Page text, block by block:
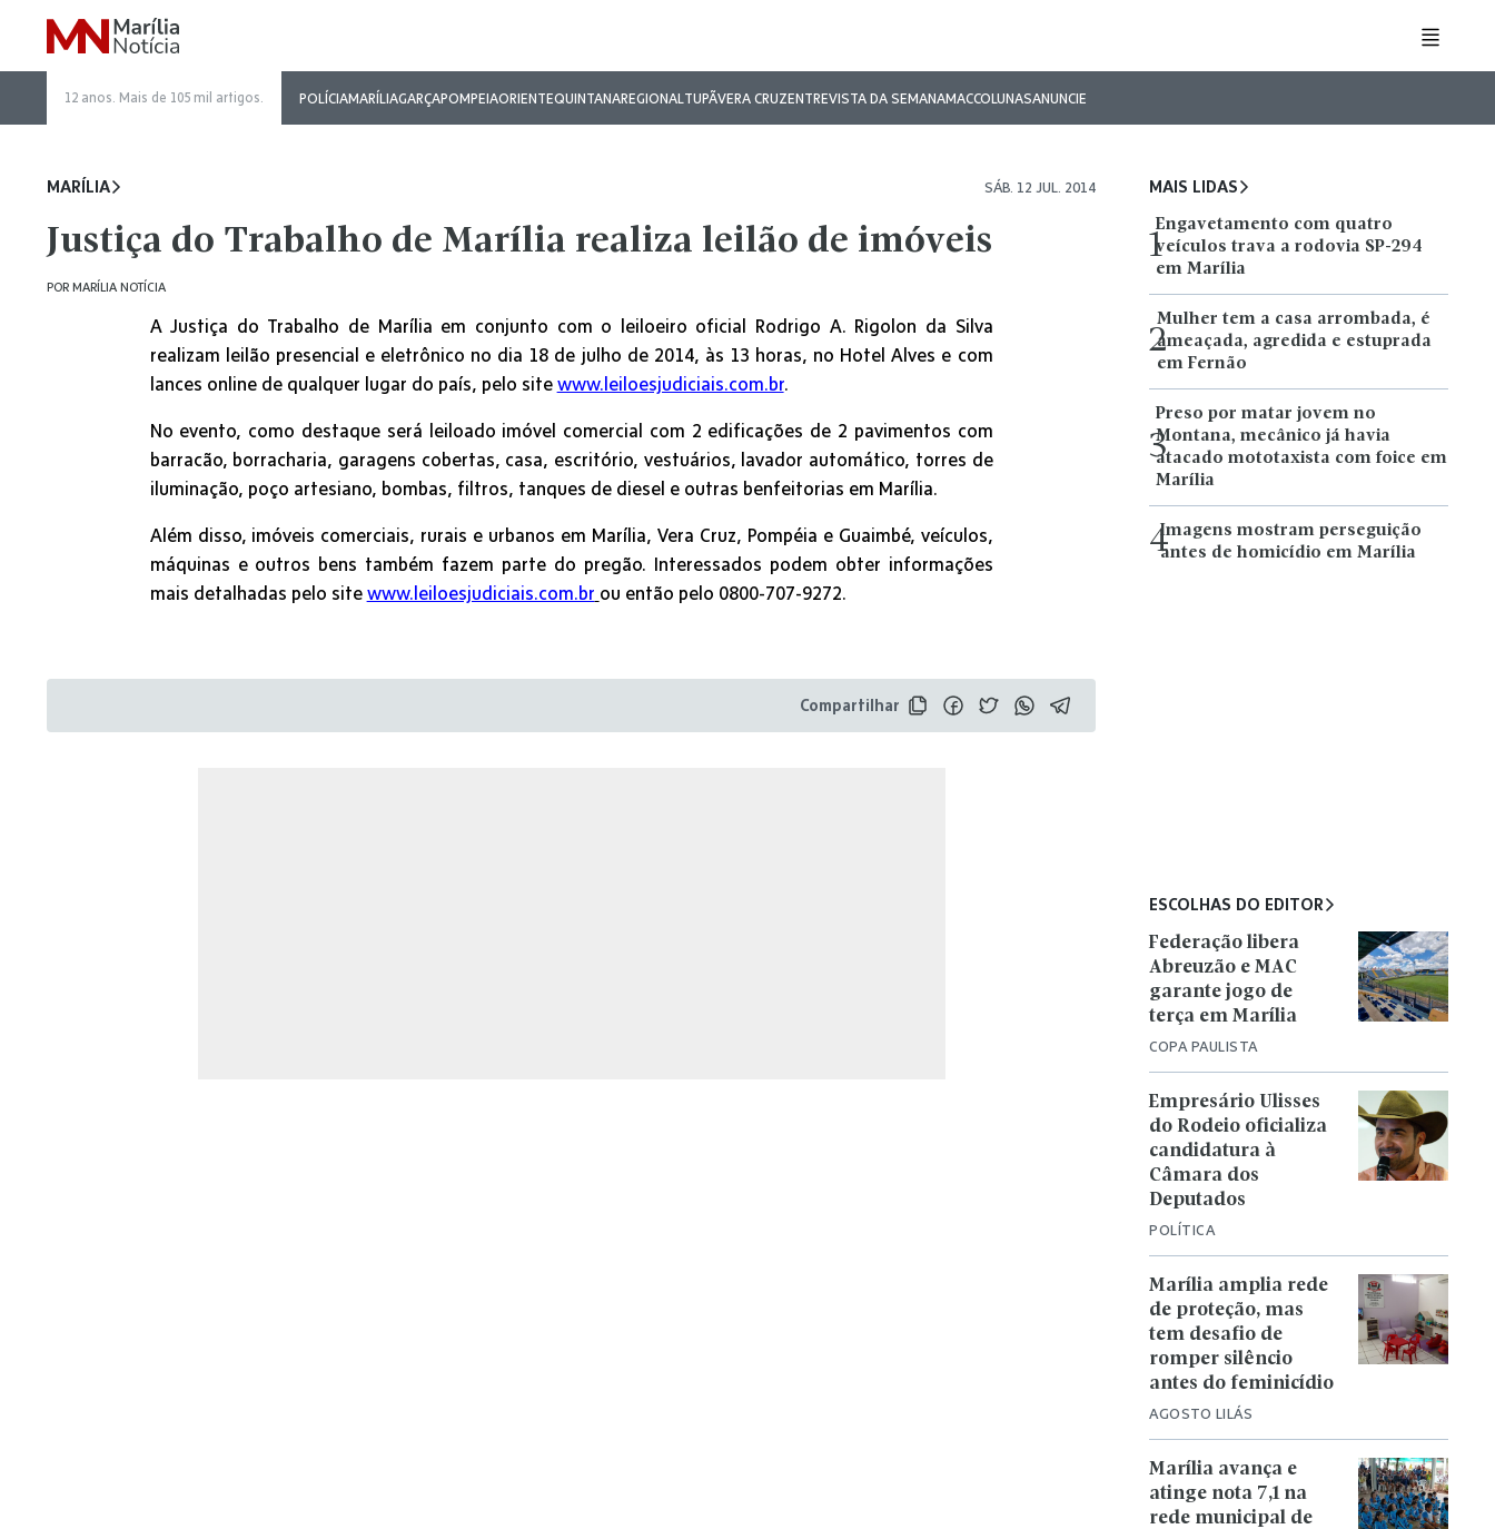
12 anos. Mais de 105 mil artigos. POLÍCIAMARÍLIAGARÇAPOMPEIAORIENTEQUINTANAREGIONALTUPÃVERA CRUZENTREVISTA DA SEMANAMACCOLUNASANUNCIE
MARÍLIA SÁB. 12 JUL. 2014
Justiça do Trabalho de Marília realiza leilão de imóveis
POR MARÍLIA NOTÍCIA
A Justiça do Trabalho de Marília em conjunto com o leiloeiro oficial Rodrigo A. Rigolon da Silva
realizam leilão presencial e eletrônico no dia 18 de julho de 2014, às 13 horas, no Hotel Alves e com
lances online de qualquer lugar do país, pelo site www.leiloesjudiciais.com.br.
No evento, como destaque será leiloado imóvel comercial com 2 edificações de 2 pavimentos com
barracão, borracharia, garagens cobertas, casa, escritório, vestuários, lavador automático, torres de
iluminação, poço artesiano, bombas, filtros, tanques de diesel e outras benfeitorias em Marília.
Além disso, imóveis comerciais, rurais e urbanos em Marília, Vera Cruz, Pompéia e Guaimbé, veículos,
máquinas e outros bens também fazem parte do pregão. Interessados podem obter informações
mais detalhadas pelo site www.leiloesjudiciais.com.br ou então pelo 0800-707-9272.
Compartilhar
MAIS LIDAS
1
Engavetamento com quatro
veículos trava a rodovia SP-294
em Marília
2
Mulher tem a casa arrombada, é
ameaçada, agredida e estuprada
em Fernão
3
Preso por matar jovem no
Montana, mecânico já havia
atacado mototaxista com foice em
Marília
4Imagens mostram perseguição
antes de homicídio em Marília
ESCOLHAS DO EDITOR
COPA PAULISTA
Federação libera
Abreuzão e MAC
garante jogo de
terça em Marília
POLÍTICA
Empresário Ulisses
do Rodeio oficializa
candidatura à
Câmara dos
Deputados
AGOSTO LILÁS
Marília amplia rede
de proteção, mas
tem desafio de
romper silêncio
antes do feminicídio
Marília avança e
atinge nota 7,1 na
rede municipal de